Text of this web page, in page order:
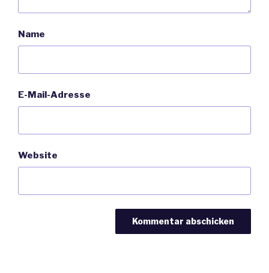
Name
E-Mail-Adresse
Website